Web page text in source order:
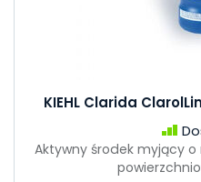
KIEHL Clarida
Aktywny środek myjący o